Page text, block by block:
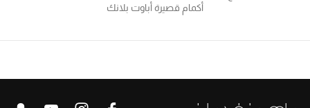
أكمام قصيرة أباوت بلانك